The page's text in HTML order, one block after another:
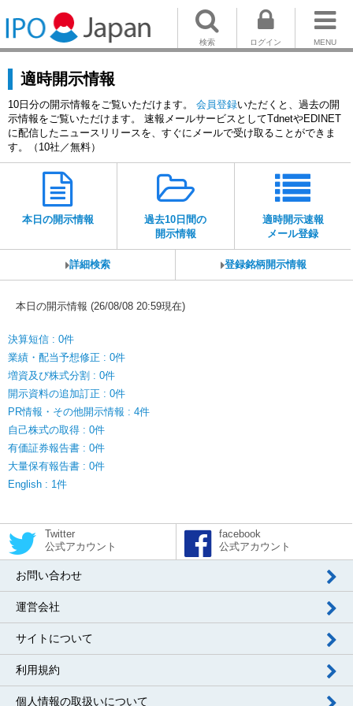
MENU
ログイン
検索
適時開示情報
10日分の開示情報をご覧いただけます。 会員登録いただくと、過去の開
示情報をご覧いただけます。 速報メールサービスとしてTdnetやEDINET
に配信したニュースリリースを、すぐにメールで受け取ることができま
す。（10社／無料）
本日の開示情報
過去10日間の
開示情報
適時開示速報
メール登録
詳細検索 登録銘柄開示情報
本日の開示情報 (26/08/08 20:59現在)
決算短信 : 0件
業績・配当予想修正 : 0件
増資及び株式分割 : 0件
開示資料の追加訂正 : 0件
PR情報・その他開示情報 : 4件
自己株式の取得 : 0件
有価証券報告書 : 0件
大量保有報告書 : 0件
English : 1件
Twitter
公式アカウント
facebook
公式アカウント
お問い合わせ
運営会社
サイトについて
利用規約
個人情報の取扱いについて